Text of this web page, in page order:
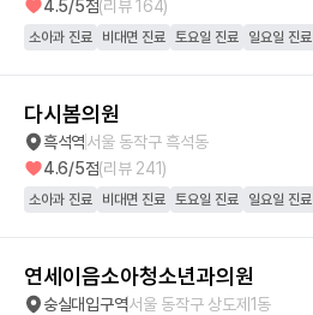
4.5/5점(리뷰164)
소아과 진료 비대면 진료 토요일 진료 일요일 진료
다시봄의원
흑석역서울 동작구 흑석동
4.6/5점(리뷰 241)
소아과 진료 비대면 진료 토요일 진료 일요일 진료
연세이음소아청소년과의원
숭실대입구역서울 동작구 상도제1동